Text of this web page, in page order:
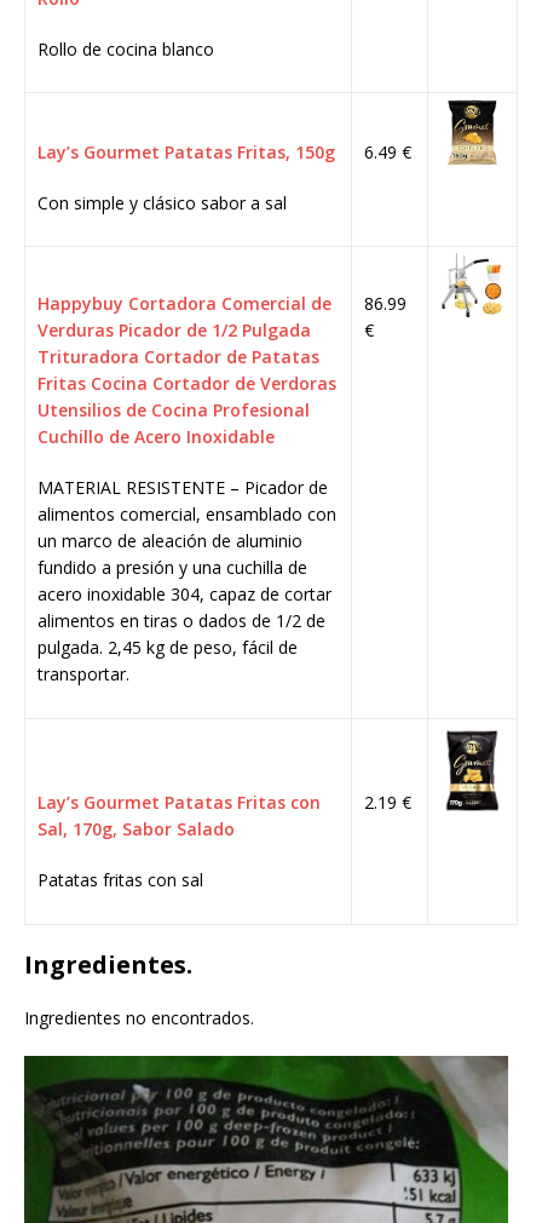
Rollo de cocina blanco
Lay’s Gourmet Patatas Fritas, 150g
Con simple y clásico sabor a sal
6.49 €
Happybuy Cortadora Comercial de
Verduras Picador de 1/2 Pulgada
Trituradora Cortador de Patatas
Fritas Cocina Cortador de Verdoras
Utensilios de Cocina Profesional
Cuchillo de Acero Inoxidable
MATERIAL RESISTENTE – Picador de
alimentos comercial, ensamblado con
un marco de aleación de aluminio
fundido a presión y una cuchilla de
acero inoxidable 304, capaz de cortar
alimentos en tiras o dados de 1/2 de
pulgada. 2,45 kg de peso, fácil de
transportar.
86.99
€
Lay’s Gourmet Patatas Fritas con
Sal, 170g, Sabor Salado
Patatas fritas con sal
2.19 €
Ingredientes.
Ingredientes no encontrados.